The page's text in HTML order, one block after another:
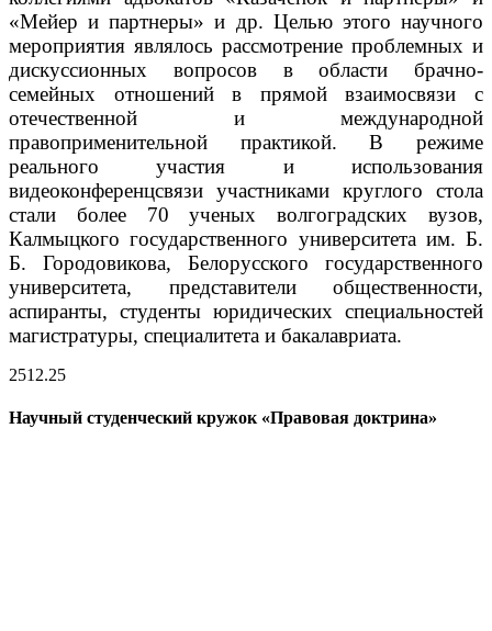
«Мейер и партнеры» и др. Целью этого научного
мероприятия являлось рассмотрение проблемных и
дискуссионных вопросов в области брачно-
семейных отношений в прямой взаимосвязи с
отечественной и международной
правоприменительной практикой. В режиме
реального участия и использования
видеоконференцсвязи участниками круглого стола
стали более 70 ученых волгоградских вузов,
Калмыцкого государственного университета им. Б.
Б. Городовикова, Белорусского государственного
университета, представители общественности,
аспиранты, студенты юридических специальностей
магистратуры, специалитета и бакалавриата.
2512.25
Научный студенческий кружок «Правовая доктрина»